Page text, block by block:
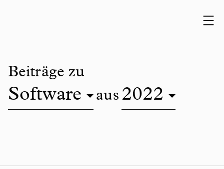
Skip to content
Beiträge zu
Software aus 2022